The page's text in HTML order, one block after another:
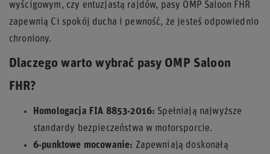
wyścigowym, czy entuzjastą rajdów, pasy OMP Saloon FHR
zapewnią Ci spokój ducha i pewność, że jesteś odpowiednio
chroniony.
Dlaczego warto wybrać pasy OMP Saloon
FHR?
Homologacja FIA 8853-2016: Spełniają najwyższe
standardy bezpieczeństwa w motorsporcie.
6-punktowe mocowanie: Zapewniają doskonałą